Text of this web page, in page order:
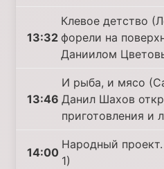
13:32
Клевое детство
форели на
Даниилом
13:46
И рыба, и мясо
Данил Шахов
приготовления и
14:00
Народный
1)